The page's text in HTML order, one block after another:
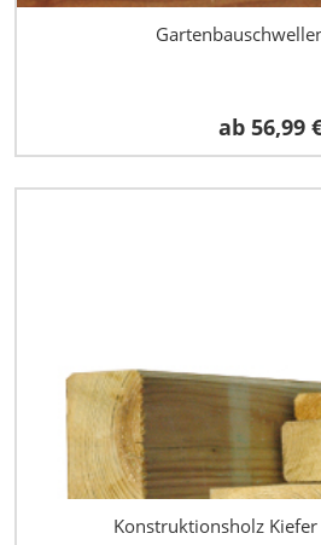
ab 56,99
Konstruktionsholz